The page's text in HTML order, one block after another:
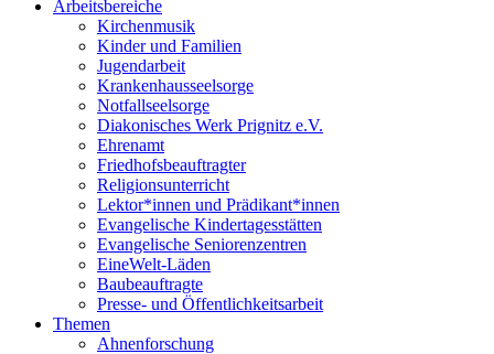
Arbeitsbereiche
Kirchenmusik
Kinder und Familien
Jugendarbeit
Krankenhausseelsorge
Notfallseelsorge
Diakonisches Werk Prignitz e.V.
Ehrenamt
Friedhofsbeauftragter
Religionsunterricht
Lektor*innen und Prädikant*innen
Evangelische Kindertagesstätten
Evangelische Seniorenzentren
EineWelt-Läden
Baubeauftragte
Presse- und Öffentlichkeitsarbeit
Themen
Ahnenforschung